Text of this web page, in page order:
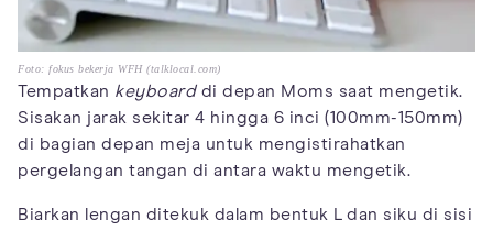
Foto: fokus bekerja WFH (talklocal.com)
Tempatkan keyboarddi depan Moms saat mengetik.
Sisakan jarak sekitar 4 hingga 6 inci (100mm-150mm)
di bagian depan meja untuk mengistirahatkan
pergelangan tangan di antara waktu mengetik.
Biarkan lengan ditekuk dalam bentuk L dan siku di sisi